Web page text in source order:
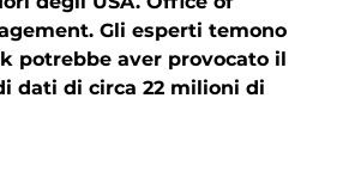
Gli esperti temono
potrebbe aver provocato il
dati di circa 22 milioni di